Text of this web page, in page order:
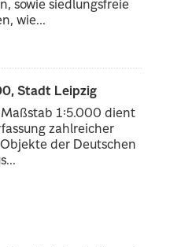
sowie siedlungsfreie
wie...
Stadt Leipzig
1:5.000 dient
zahlreicher
der Deutschen